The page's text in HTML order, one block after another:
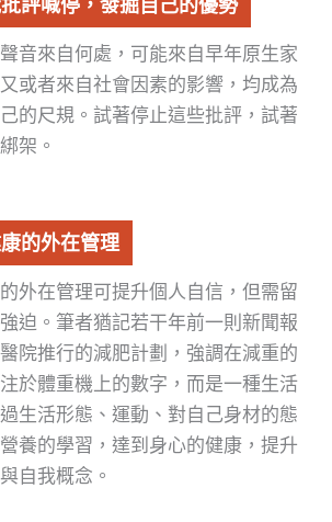
音來自何處，可能來自早年原生家
或者來自社會因素的影響，均成為
的尺規。試著停止這些批評，試著
架。
的外在管理
外在管理可提升個人自信，但需留
迫。筆者猶記若干年前一則新聞報
院推行的減肥計劃，強調在減重的
於體重機上的數字，而是一種生活
生活形態、運動、對自己身材的態
養的學習，達到身心的健康，提升
自我概念。